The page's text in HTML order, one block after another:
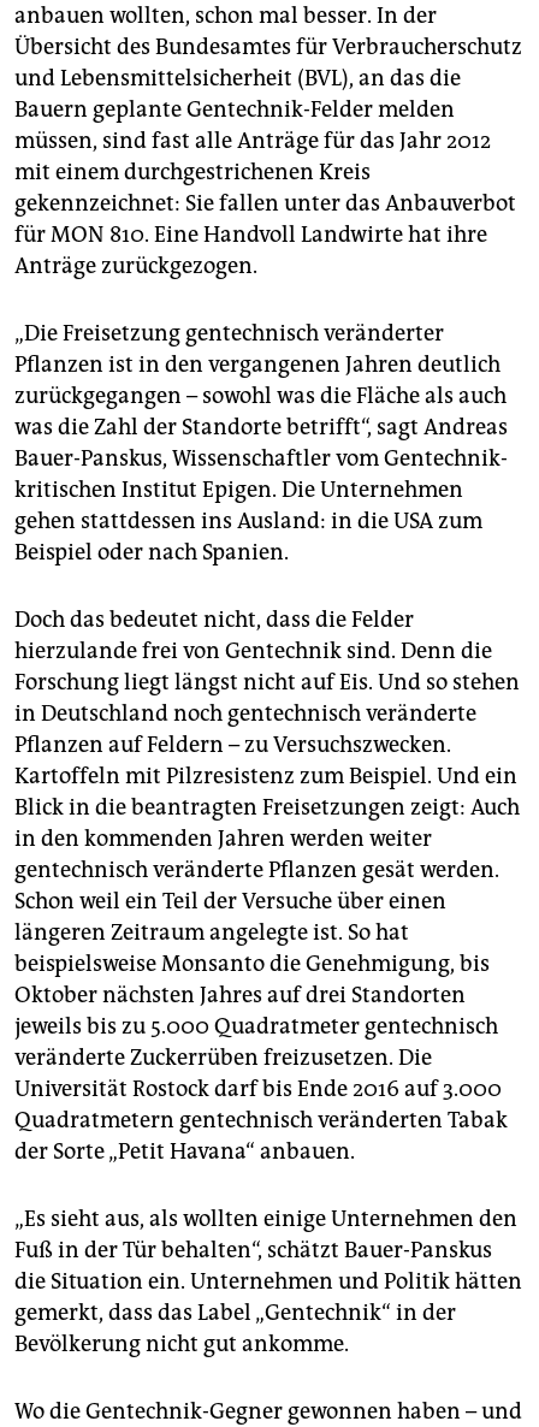
anbauen wollten, schon mal besser. In der
Übersicht des Bundesamtes für Verbraucherschutz
und Lebensmittelsicherheit (BVL), an das die
Bauern geplante Gentechnik-Felder melden
müssen, sind fast alle Anträge für das Jahr 2012
mit einem durchgestrichenen Kreis
gekennzeichnet: Sie fallen unter das Anbauverbot
für MON 810. Eine Handvoll Landwirte hat ihre
Anträge zurückgezogen.
„Die Freisetzung gentechnisch veränderter
Pflanzen ist in den vergangenen Jahren deutlich
zurückgegangen – sowohl was die Fläche als auch
was die Zahl der Standorte betrifft“, sagt Andreas
Bauer-Panskus, Wissenschaftler vom Gentechnik-
kritischen Institut Epigen. Die Unternehmen
gehen stattdessen ins Ausland: in die USA zum
Beispiel oder nach Spanien.
Doch das bedeutet nicht, dass die Felder
hierzulande frei von Gentechnik sind. Denn die
Forschung liegt längst nicht auf Eis. Und so stehen
in Deutschland noch gentechnisch veränderte
Pflanzen auf Feldern – zu Versuchszwecken.
Kartoffeln mit Pilzresistenz zum Beispiel. Und ein
Blick in die beantragten Freisetzungen zeigt: Auch
in den kommenden Jahren werden weiter
gentechnisch veränderte Pflanzen gesät werden.
Schon weil ein Teil der Versuche über einen
längeren Zeitraum angelegte ist. So hat
beispielsweise Monsanto die Genehmigung, bis
Oktober nächsten Jahres auf drei Standorten
jeweils bis zu 5.000 Quadratmeter gentechnisch
veränderte Zuckerrüben freizusetzen. Die
Universität Rostock darf bis Ende 2016 auf 3.000
Quadratmetern gentechnisch veränderten Tabak
der Sorte „Petit Havana“ anbauen.
„Es sieht aus, als wollten einige Unternehmen den
Fuß in der Tür behalten“, schätzt Bauer-Panskus
die Situation ein. Unternehmen und Politik hätten
gemerkt, dass das Label „Gentechnik“ in der
Bevölkerung nicht gut ankomme.
Wo die Gentechnik-Gegner gewonnen haben – und